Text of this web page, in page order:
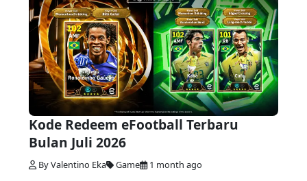
Kode Redeem eFootball Terbaru
Bulan Juli 2026
By Valentino Eka Game 1 month ago